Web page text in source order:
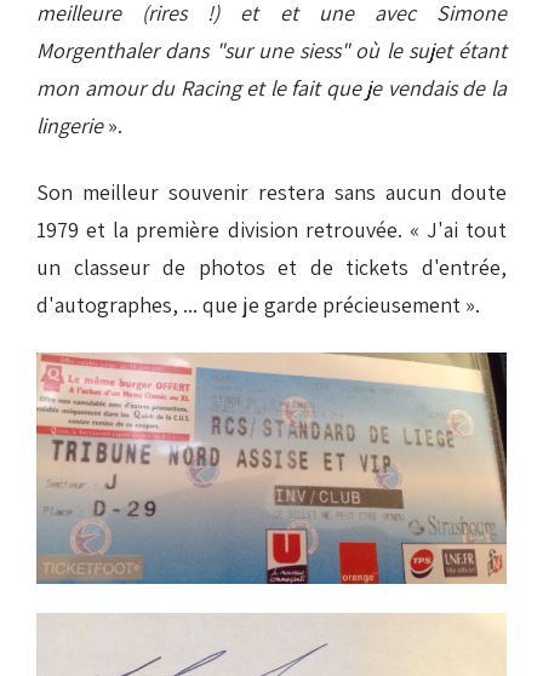
meilleure (rires !) et et une avec Simone
Morgenthaler dans "sur une siess" où le sujet étant
mon amour du Racing et le fait que je vendais de la
lingerie».
Son meilleur souvenir restera sans aucun doute
1979 et la première division retrouvée. « J'ai tout
un classeur de photos et de tickets d'entrée,
d'autographes, ... que je garde précieusement ».